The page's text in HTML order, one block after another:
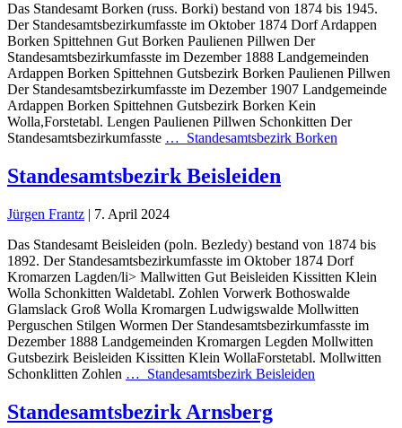
Das Standesamt Borken (russ. Borki) bestand von 1874 bis 1945.
Der Standesamtsbezirkumfasste im Oktober 1874 Dorf Ardappen
Borken Spittehnen Gut Borken Paulienen Pillwen Der
Standesamtsbezirkumfasste im Dezember 1888 Landgemeinden
Ardappen Borken Spittehnen Gutsbezirk Borken Paulienen Pillwen
Der Standesamtsbezirkumfasste im Dezember 1907 Landgemeinde
Ardappen Borken Spittehnen Gutsbezirk Borken Kein
Wolla,Forstetabl. Lengen Paulienen Pillwen Schonkitten Der
Standesamtsbezirkumfasste … Standesamtsbezirk Borken
Standesamtsbezirk Beisleiden
Jürgen Frantz | 7. April 2024
Das Standesamt Beisleiden (poln. Bezledy) bestand von 1874 bis
1892. Der Standesamtsbezirkumfasste im Oktober 1874 Dorf
Kromarzen Lagden/li> Mallwitten Gut Beisleiden Kissitten Klein
Wolla Schonkitten Waldetabl. Zohlen Vorwerk Bothoswalde
Glamslack Groß Wolla Kromargen Ludwigswalde Mollwitten
Perguschen Stilgen Wormen Der Standesamtsbezirkumfasste im
Dezember 1888 Landgemeinden Kromargen Legden Mollwitten
Gutsbezirk Beisleiden Kissitten Klein WollaForstetabl. Mollwitten
Schonklitten Zohlen … Standesamtsbezirk Beisleiden
Standesamtsbezirk Arnsberg